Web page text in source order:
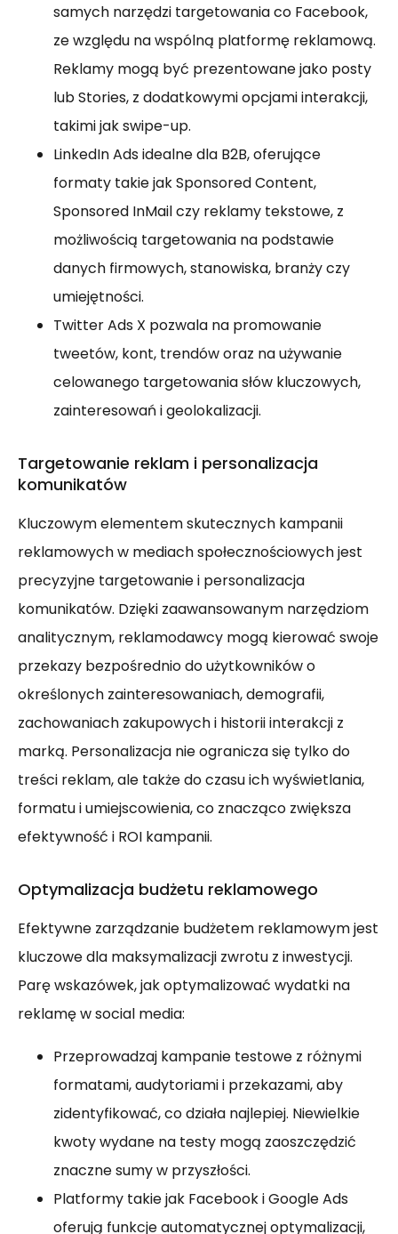
samych narzędzi targetowania co Facebook,
ze względu na wspólną platformę reklamową.
Reklamy mogą być prezentowane jako posty
lub Stories, z dodatkowymi opcjami interakcji,
takimi jak swipe-up.
LinkedIn Ads idealne dla B2B, oferujące
formaty takie jak Sponsored Content,
Sponsored InMail czy reklamy tekstowe, z
możliwością targetowania na podstawie
danych firmowych, stanowiska, branży czy
umiejętności.
Twitter Ads X pozwala na promowanie
tweetów, kont, trendów oraz na używanie
celowanego targetowania słów kluczowych,
zainteresowań i geolokalizacji.
Targetowanie reklam i personalizacja
komunikatów
Kluczowym elementem skutecznych kampanii
reklamowych w mediach społecznościowych jest
precyzyjne targetowanie i personalizacja
komunikatów. Dzięki zaawansowanym narzędziom
analitycznym, reklamodawcy mogą kierować swoje
przekazy bezpośrednio do użytkowników o
określonych zainteresowaniach, demografii,
zachowaniach zakupowych i historii interakcji z
marką. Personalizacja nie ogranicza się tylko do
treści reklam, ale także do czasu ich wyświetlania,
formatu i umiejscowienia, co znacząco zwiększa
efektywność i ROI kampanii.
Optymalizacja budżetu reklamowego
Efektywne zarządzanie budżetem reklamowym jest
kluczowe dla maksymalizacji zwrotu z inwestycji.
Parę wskazówek, jak optymalizować wydatki na
reklamę w social media:
Przeprowadzaj kampanie testowe z różnymi
formatami, audytoriami i przekazami, aby
zidentyfikować, co działa najlepiej. Niewielkie
kwoty wydane na testy mogą zaoszczędzić
znaczne sumy w przyszłości.
Platformy takie jak Facebook i Google Ads
oferują funkcje automatycznej optymalizacji,